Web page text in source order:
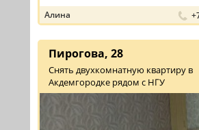
Алина
Пирогова, 28
Снять двухкомнатную квартиру в
Акдемгородке рядом с НГУ